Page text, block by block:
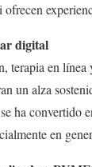
digital
terapia en línea
un alza
ha convertido
en